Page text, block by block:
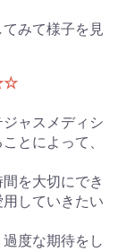
みて様子を見
ャスメディシ
とによって、
を大切にでき
していきたい
度な期待をし